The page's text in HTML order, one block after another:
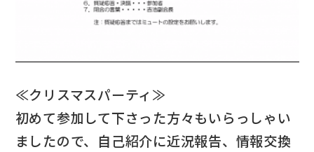
≪クリスマスパーティ≫
初めて参加して下さった方々もいらっしゃい
ましたので、自己紹介に近況報告、情報交換